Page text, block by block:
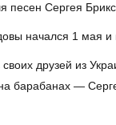
песен Сергея
начался 1 мая и
друзей из
барабанах —